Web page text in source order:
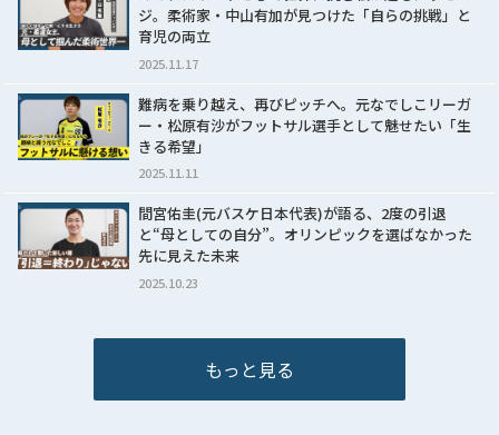
ジ。柔術家・中山有加が見つけた「自らの挑戦」と
育児の両立
2025.11.17
難病を乗り越え、再びピッチへ。元なでしこリーガ
ー・松原有沙がフットサル選手として魅せたい「生
きる希望」
2025.11.11
間宮佑圭(元バスケ日本代表)が語る、2度の引退
と“母としての自分”。オリンピックを選ばなかった
先に見えた未来
2025.10.23
もっと見る